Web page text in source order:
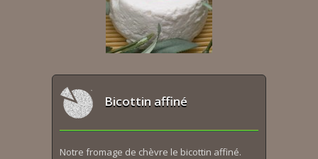
Bicottin affiné
Notre fromage de chèvre le bicottin affiné.